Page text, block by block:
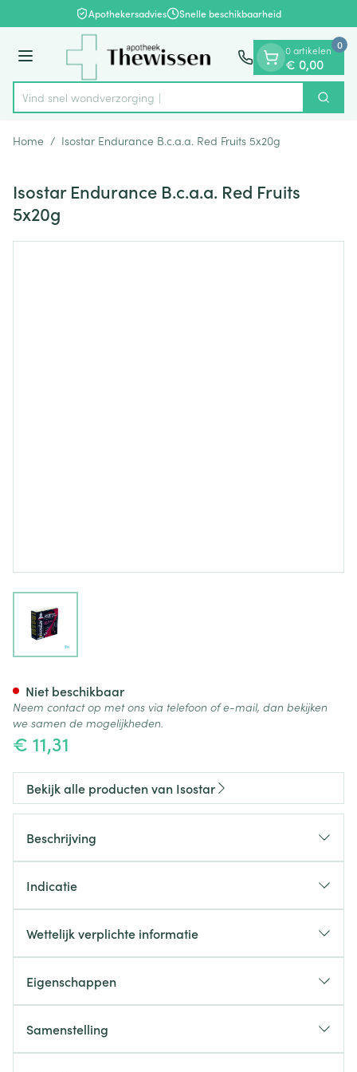
Ga naar de inhoudApothekersadvies Snelle beschikbaarheid
Menu
Product, merk, categorie...
Vind snel wondverz Zoek
0 artikelen
€ 0,00
0
Home / Isostar Endurance B.c.a.a. Red Fruits 5x20g
Isostar Endurance B.c.a.a. Red Fruits
5x20g
€ 11,31
Niet beschikbaar
Neem contact op met ons via telefoon of e-mail, dan bekijken
we samen de mogelijkheden.
Bekijk alle producten van Isostar
Beschrijving
Deze gel op basis van ginseng en guarana met
koolhydraten (99% van de totale energieaanvoer)
voor een onmiddellijk boosteffect.
Indicatie
Wettelijk verplichte informatie
Eigenschappen
Samenstelling
Glucosestroop, water, natuurlijk aroma van rode